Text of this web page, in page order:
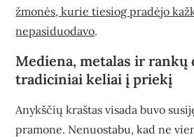
žmonės, kurie tiesiog pradėjo
nepasiduodavo.
Mediena, metalas ir rankų
tradiciniai keliai į priekį
Anykščių kraštas visada buvo
pramone. Nenuostabu, kad ne